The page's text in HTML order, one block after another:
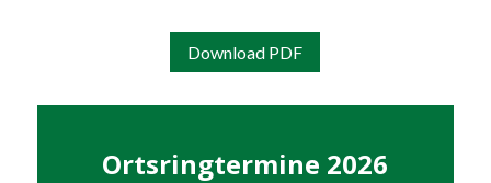
Download PDF
Ortsringtermine 2026